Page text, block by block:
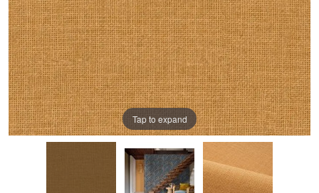
Tap to expand